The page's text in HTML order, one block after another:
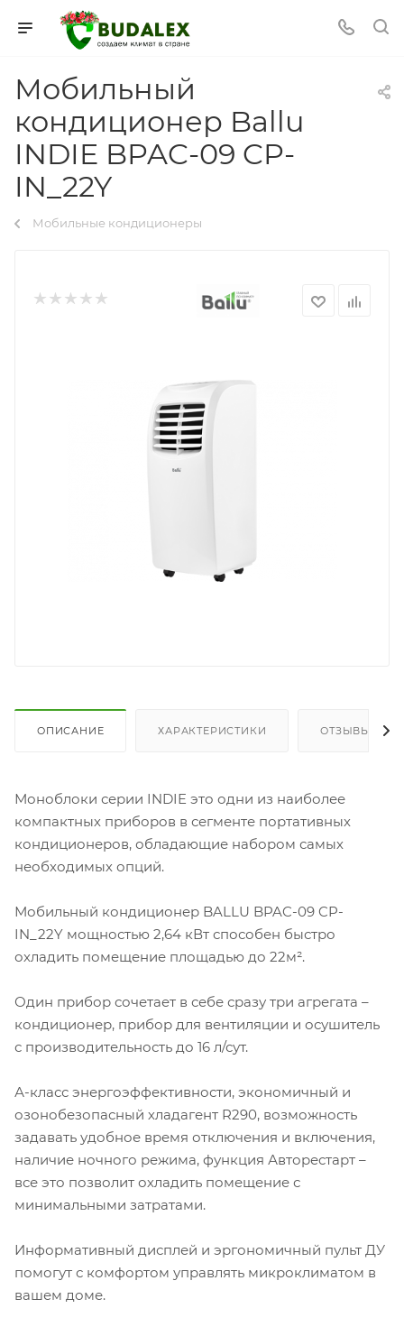
Мобильный
кондиционер Ballu
INDIE BPAC-09 CP-
IN_22Y
Мобильные кондиционеры
ОПИСАНИЕ ХАРАКТЕРИСТИКИ ОТЗЫВЫ
Моноблоки серии INDIE это одни из наиболее
компактных приборов в сегменте портативных
кондиционеров, обладающие набором самых
необходимых опций.
Мобильный кондиционер BALLU BPAC-09 CP-
IN_22Y мощностью 2,64 кВт способен быстро
охладить помещение площадью до 22м².
Один прибор сочетает в себе сразу три агрегата –
кондиционер, прибор для вентиляции и осушитель
с производительность до 16 л/сут.
А-класс энергоэффективности, экономичный и
озонобезопасный хладагент R290, возможность
задавать удобное время отключения и включения,
наличие ночного режима, функция Авторестарт –
все это позволит охладить помещение с
минимальными затратами.
Информативный дисплей и эргономичный пульт ДУ
помогут с комфортом управлять микроклиматом в
вашем доме.